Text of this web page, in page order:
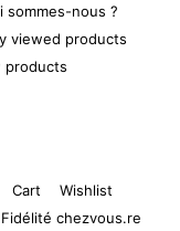
sommes-nous ?
viewed products
products
Cart
Wishlist
chezvous.re